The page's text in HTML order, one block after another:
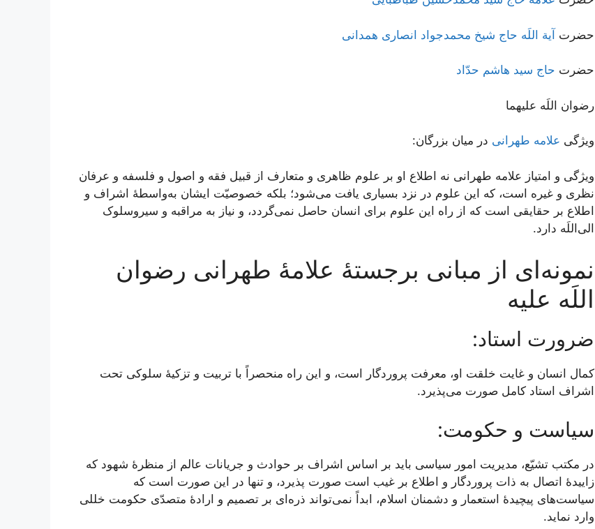
حضرت آیة اللَه حاج شیخ محمدجواد انصاری همدانی
حضرت حاج سید هاشم حدّاد
رضوان اللَه علیهما
ویژگی علامه طهرانی در میان بزرگان:
ویژگی و امتیاز علامه طهرانی نه اطلاع او بر علوم ظاهری و متعارف از قبیل فقه و اصول و فلسفه و عرفان
نظری و غیره است، که این علوم در نزد بسیاری یافت می‌شود؛ بلکه خصوصیّت ایشان به‌واسطۀ اشراف و
اطلاع بر حقایقی است که از راه این علوم برای انسان حاصل نمی‌گردد، و نیاز به مراقبه و سیروسلوک
الی‌اللَه دارد.
نمونه‌ای از مبانی برجستۀ علامۀ طهرانی رضوان
اللَه علیه
ضرورت استاد:
کمال انسان و غایت خلقت او، معرفت پروردگار است، و این راه منحصراً با تربیت و تزکیۀ سلوکی تحت
اشراف استاد کامل صورت می‌پذیرد.
سیاست و حکومت:
در مکتب تشیّع، مدیریت امور سیاسی باید بر اساس اشراف بر حوادث و جریانات عالم از منظرۀ شهود که
زاییدۀ اتصال به ذات پروردگار و اطلاع بر غیب است صورت پذیرد، و تنها در این صورت است که
سیاست‌های پیچیدۀ استعمار و دشمنان اسلام، ابداً نمی‌تواند ذره‌ای بر تصمیم و ارادۀ متصدّی حکومت خللی
وارد نماید.